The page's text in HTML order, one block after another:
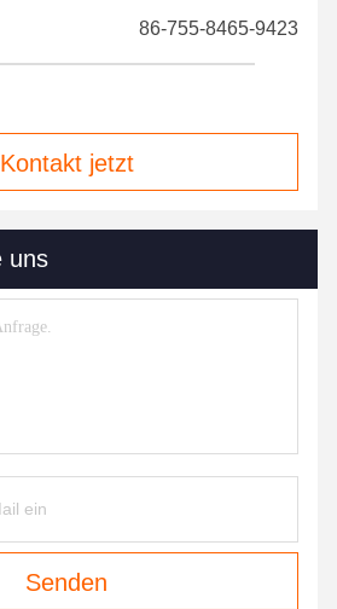
86-755-8465-9423
Kontakt jetzt
uns
Senden